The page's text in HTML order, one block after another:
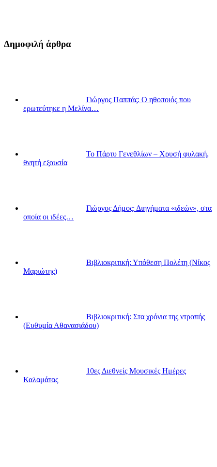
Δημοφιλή άρθρα
Γιώργος Παππάς: Ο ηθοποιός που
ερωτεύτηκε η Μελίνα…
Το Πάρτυ Γενεθλίων – Χρυσή φυλακή,
θνητή εξουσία
Γιώργος Δήμος: Διηγήματα «ιδεών», στα
οποία οι ιδέες…
Βιβλιοκριτική: Υπόθεση Πολέτη (Νίκος
Μαριώτης)
Βιβλιοκριτική: Στα χρόνια της ντροπής
(Ευθυμία Αθανασιάδου)
10ες Διεθνείς Μουσικές Ημέρες
Καλαμάτας